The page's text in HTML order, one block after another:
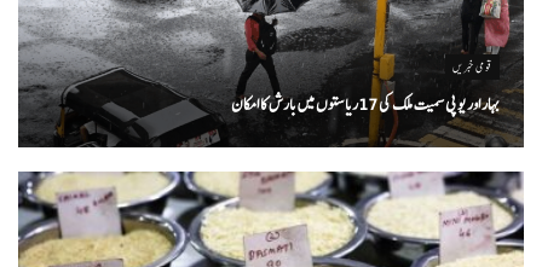
قومی خبریں
بہار اور یو پی سمیت ملک کی 17ریاستوں میں بارش کا امکان